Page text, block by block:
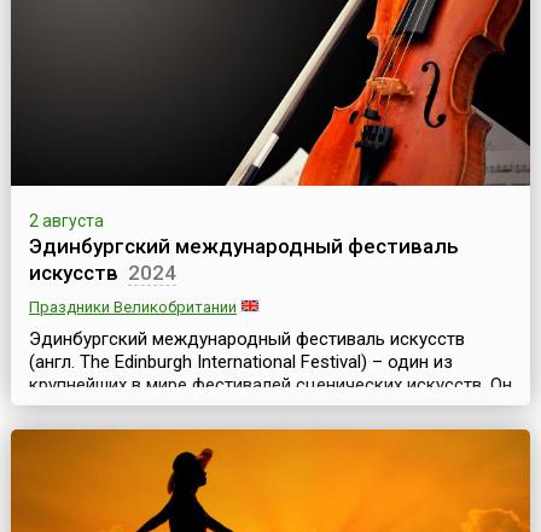
2 августа
Эдинбургский международный фестиваль
искусств 2024
Праздники Великобритании
Эдинбургский международный фестиваль искусств
(англ. The Edinburgh International Festival) – один из
крупнейших в мире фестивалей сценических искусств. Он
проходит в столице Шотландии ежегодно в августе и
длится почти месяц. Эдинбургский фестиваль уникален
тем, что здесь одновременно представлены
театральное, оперное, танцевальное и музыкальное
искусства. Он включает в себя концерты классическ...